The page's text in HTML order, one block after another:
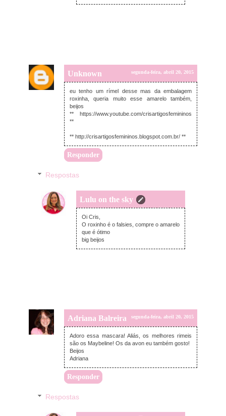
Unknown segunda-feira, abril 20, 2015
eu tenho um rímel desse mas da embalagem
roxinha, queria muito esse amarelo também,
beijos
** https://www.youtube.com/crisartigosfemininos
**
** http://crisartigosfemininos.blogspot.com.br/ **
Responder
Respostas
Lulu on the sky
segunda-feira, abril 20, 2015
Oi Cris,
O roxinho é o falsies, compre o amarelo
que é ótimo
big beijos
Adriana Balreira segunda-feira, abril 20, 2015
Adoro essa mascara! Aliás, os melhores rimeis
são os Maybeline! Os da avon eu também gosto!
Beijos
Adriana
Responder
Respostas